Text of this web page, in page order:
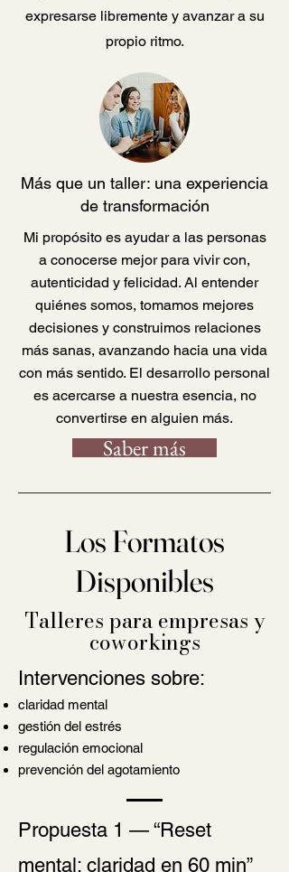
expresarse libremente y avanzar a su
propio ritmo.
Más que un taller: una experiencia
de transformación
Mi propósito es ayudar a las personas
a conocerse mejor para vivir con,
autenticidad y felicidad. Al entender
quiénes somos, tomamos mejores
decisiones y construimos relaciones
más sanas, avanzando hacia una vida
con más sentido. El desarrollo personal
es acercarse a nuestra esencia, no
convertirse en alguien más.
Saber más
Los Formatos
Disponibles
Talleres para empresas y
coworkings
Intervenciones sobre:
claridad mental
gestión del estrés
regulación emocional
prevención del agotamiento
Propuesta 1 — “Reset
mental: claridad en 60 min”